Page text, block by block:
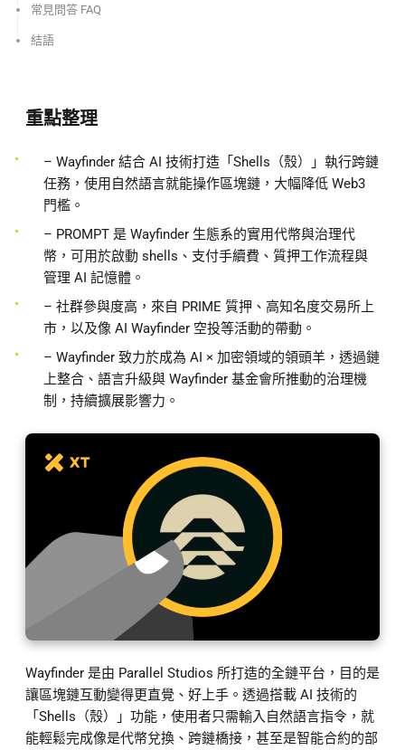
常見問答 FAQ
結語
重點整理
– Wayfinder 結合 AI 技術打造「Shells（殼）」執行跨鏈
任務，使用自然語言就能操作區塊鏈，大幅降低 Web3
門檻。
– PROMPT 是 Wayfinder 生態系的實用代幣與治理代
幣，可用於啟動 shells、支付手續費、質押工作流程與
管理 AI 記憶體。
– 社群參與度高，來自 PRIME 質押、高知名度交易所上
市，以及像 AI Wayfinder 空投等活動的帶動。
– Wayfinder 致力於成為 AI × 加密領域的領頭羊，透過鏈
上整合、語言升級與 Wayfinder 基金會所推動的治理機
制，持續擴展影響力。
Wayfinder 是由 Parallel Studios 所打造的全鏈平台，目的是
讓區塊鏈互動變得更直覺、好上手。透過搭載 AI 技術的
「Shells（殼）」功能，使用者只需輸入自然語言指令，就
能輕鬆完成像是代幣兌換、跨鏈橋接，甚至是智能合約的部